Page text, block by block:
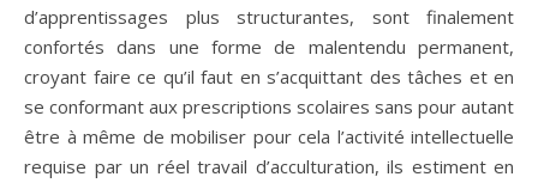
d’apprentissages plus structurantes, sont finalement
confortés dans une forme de malentendu permanent,
croyant faire ce qu’il faut en s’acquittant des tâches et en
se conformant aux prescriptions scolaires sans pour autant
être à même de mobiliser pour cela l’activité intellectuelle
requise par un réel travail d’acculturation, ils estiment en